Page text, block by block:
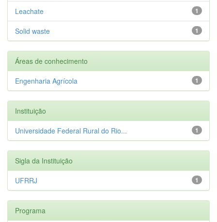
1
Leachate
1
Solid waste
Áreas de conhecimento
1
Engenharia Agrícola
Instituição
1
Universidade Federal Rural do Rio...
Sigla da Instituição
1
UFRRJ
Programa